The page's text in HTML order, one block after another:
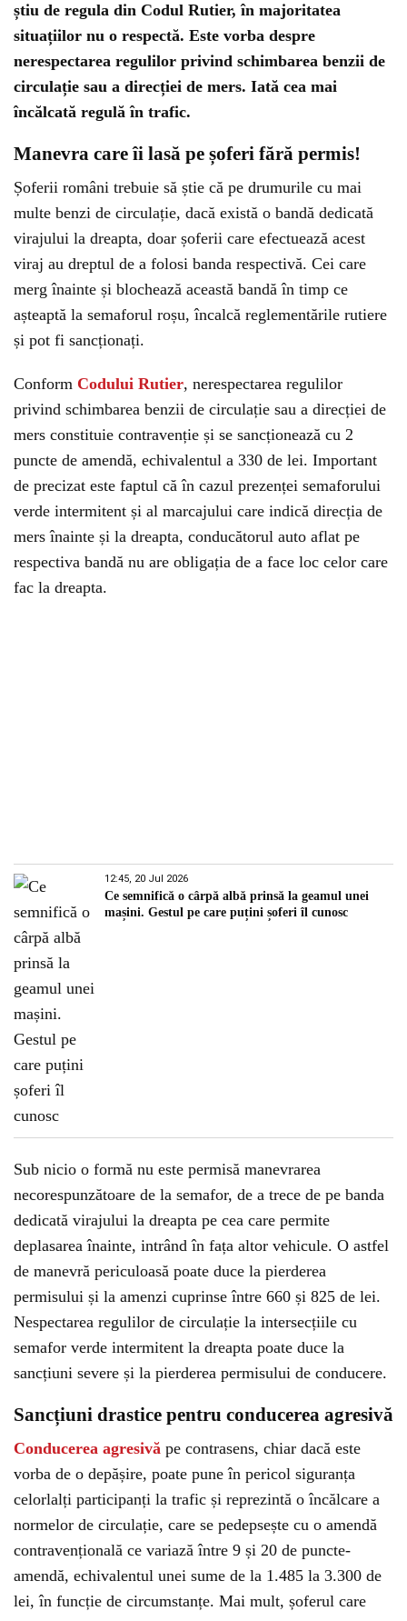
știu de regula din Codul Rutier, în majoritatea
situațiilor nu o respectă. Este vorba despre
nerespectarea regulilor privind schimbarea benzii de
circulație sau a direcției de mers. Iată cea mai
încălcată regulă în trafic.
Manevra care îi lasă pe șoferi fără permis!
Șoferii români trebuie să știe că pe drumurile cu mai
multe benzi de circulație, dacă există o bandă dedicată
virajului la dreapta, doar șoferii care efectuează acest
viraj au dreptul de a folosi banda respectivă. Cei care
merg înainte și blochează această bandă în timp ce
așteaptă la semaforul roșu, încalcă reglementările rutiere
și pot fi sancționați.
Conform Codului Rutier, nerespectarea regulilor
privind schimbarea benzii de circulație sau a direcției de
mers constituie contravenție și se sancționează cu 2
puncte de amendă, echivalentul a 330 de lei. Important
de precizat este faptul că în cazul prezenței semaforului
verde intermitent și al marcajului care indică direcția de
mers înainte și la dreapta, conducătorul auto aflat pe
respectiva bandă nu are obligația de a face loc celor care
fac la dreapta.
12:45, 20 Jul 2026
Ce semnifică o cârpă albă prinsă la geamul unei
mașini. Gestul pe care puțini șoferi îl cunosc
Sub nicio o formă nu este permisă manevrarea
necorespunzătoare de la semafor, de a trece de pe banda
dedicată virajului la dreapta pe cea care permite
deplasarea înainte, intrând în fața altor vehicule. O astfel
de manevră periculoasă poate duce la pierderea
permisului și la amenzi cuprinse între 660 și 825 de lei.
Nespectarea regulilor de circulație la intersecțiile cu
semafor verde intermitent la dreapta poate duce la
sancțiuni severe și la pierderea permisului de conducere.
Sancțiuni drastice pentru conducerea agresivă
Conducerea agresivă pe contrasens, chiar dacă este
vorba de o depășire, poate pune în pericol siguranța
celorlalți participanți la trafic și reprezintă o încălcare a
normelor de circulație, care se pedepsește cu o amendă
contravențională ce variază între 9 și 20 de puncte-
amendă, echivalentul unei sume de la 1.485 la 3.300 de
lei, în funcție de circumstanțe. Mai mult, șoferul care